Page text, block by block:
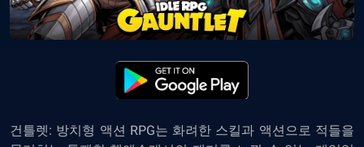
건틀렛: 방치형 액션 RPG는 화려한 스킬과 액션으로 적들을